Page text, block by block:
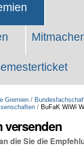
Gremien /
/ BuFaK WiWi
versenden
die Sie die